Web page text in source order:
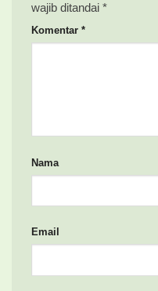
wajib ditandai *
Komentar *
Nama
Email